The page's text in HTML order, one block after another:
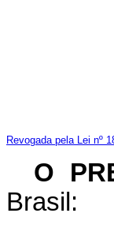
Revogada pela Lei nº
O
Brasil: